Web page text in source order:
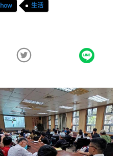
生活